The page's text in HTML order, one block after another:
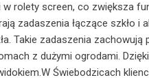
rolety screen, co zwiększa
zadaszenia łączące szkło i
Takie zadaszenia
z dużymi ogrodami.
Świebodzicach